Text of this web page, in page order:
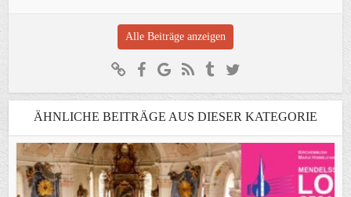
Alle Beiträge anzeigen
ÄHNLICHE BEITRÄGE AUS DIESER KATEGORIE